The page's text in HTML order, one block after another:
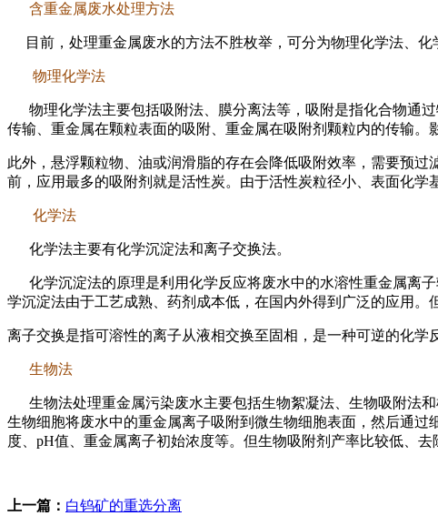
含重金属废水处理方法
目前，处理重金属废水的方法不胜枚举，可分为物理化学法、化
物理化学法
物理化学法主要包括吸附法、膜分离法等，吸附是指化合物通
传输、重金属在颗粒表面的吸附、重金属在吸附剂颗粒内的传输
此外，悬浮颗粒物、油或润滑脂的存在会降低吸附效率，需要预
前，应用最多的吸附剂就是活性炭。由于活性炭粒径小、表面化
化学法
化学法主要有化学沉淀法和离子交换法。
化学沉淀法的原理是利用化学反应将废水中的水溶性重金属离
学沉淀法由于工艺成熟、药剂成本低，在国内外得到广泛的应用
离子交换是指可溶性的离子从液相交换至固相，是一种可逆的化
生物法
生物法处理重金属污染废水主要包括生物絮凝法、生物吸附法
生物细胞将废水中的重金属离子吸附到微生物细胞表面，然后通
度、pH值、重金属离子初始浓度等。但生物吸附剂产率比较低、
上一篇： 白钨矿的重选分离